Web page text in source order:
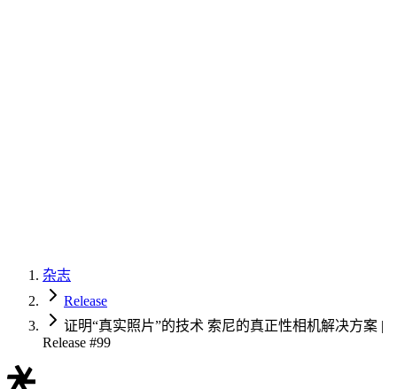
杂志
Release
证明“真实照片”的技术 索尼的真正性相机解决方案 |
Release #99